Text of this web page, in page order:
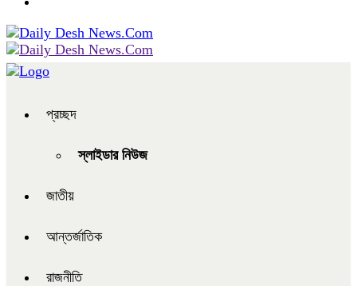
প্রচ্ছদ
স্লাইডার নিউজ
জাতীয়
আন্তর্জাতিক
রাজনীতি